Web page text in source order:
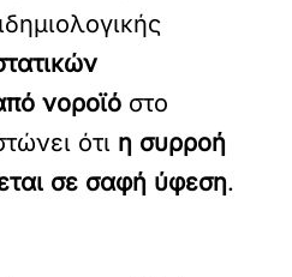
νοροϊό στο
ότι η συρροή
σε σαφή ύφεση.